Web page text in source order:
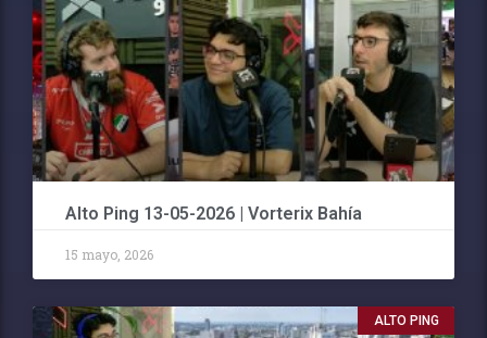
Alto Ping 13-05-2026 | Vorterix Bahía
15 mayo, 2026
ALTO PING